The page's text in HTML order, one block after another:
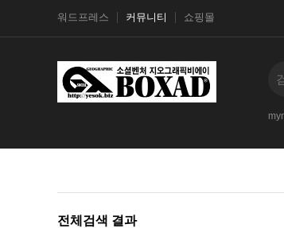
워드프레스 커뮤니티 쇼핑몰
전체검색 결과